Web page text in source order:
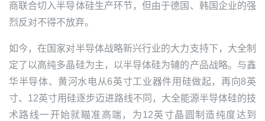
商联合切入半导体硅生产环节，但由于德国、韩国企业的强
烈反对不得不放弃。
如今，在国家对半导体战略新兴行业的大力支持下，大全制
定了以高纯多晶硅为主，以半导体硅为辅的产品战略。与鑫
华半导体、黄河水电从6英寸工业器件用硅做起，再向8英
寸、12英寸用硅逐步迈进路线不同， 大全能源半导体硅的技
术路线一开始就瞄准高端，为12英寸晶圆制造纯度达到